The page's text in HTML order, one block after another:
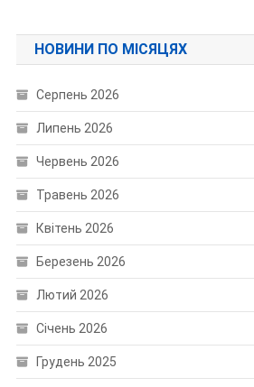
НОВИНИ ПО МІСЯЦЯХ
Серпень 2026
Липень 2026
Червень 2026
Травень 2026
Квітень 2026
Березень 2026
Лютий 2026
Січень 2026
Грудень 2025